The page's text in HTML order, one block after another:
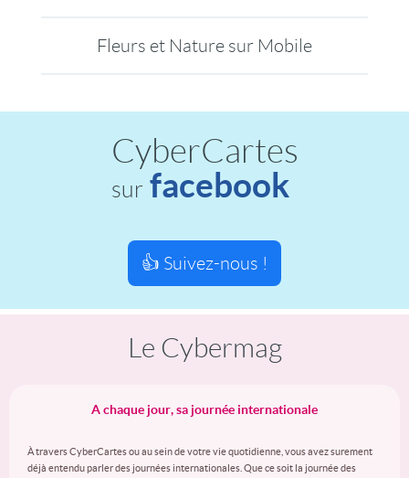
Fleurs et Nature sur Mobile
CyberCartes
sur facebook
👍 Suivez-nous !
Le Cybermag
A chaque jour, sa journée internationale
À travers CyberCartes ou au sein de votre vie quotidienne, vous avez surement
déjà entendu parler des journées internationales. Que ce soit la journée des